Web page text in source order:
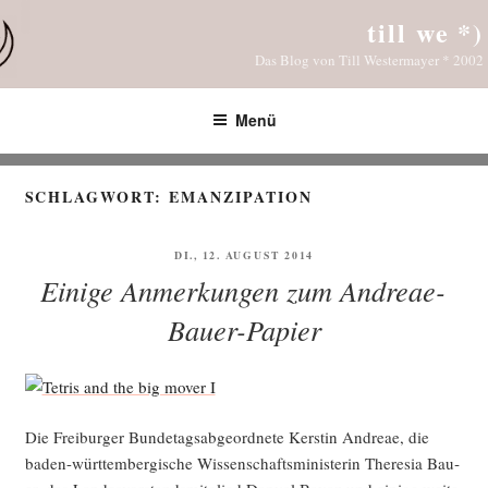
Inhalt
springen
till we *)
Das Blog von Till Westermayer * 2002
Menü
SCHLAGWORT:EMANZIPATION
VERÖFFENTLICHT
DI., 12. AUGUST 2014
Einige Anmerkungen zum Andreae-
Bauer-Papier
Die Frei­bur­ger Bun­de­tags­ab­ge­ord­ne­te Kers­tin And­reae, die
baden-würt­tem­ber­gi­sche Wis­sen­schafts­mi­nis­te­rin The­re­sia Bau­